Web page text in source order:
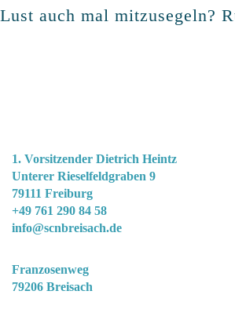
Lust auch mal mitzusegeln?
1. Vorsitzender Dietrich Heintz
Unterer Rieselfeldgraben 9
79111 Freiburg
+49 761 290 84 58
info@scnbreisach.de
Franzosenweg
79206 Breisach